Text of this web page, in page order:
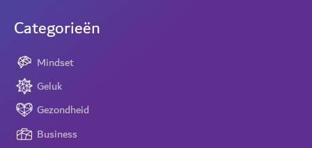
Categorieën
Mindset
Geluk
Gezondheid
Business